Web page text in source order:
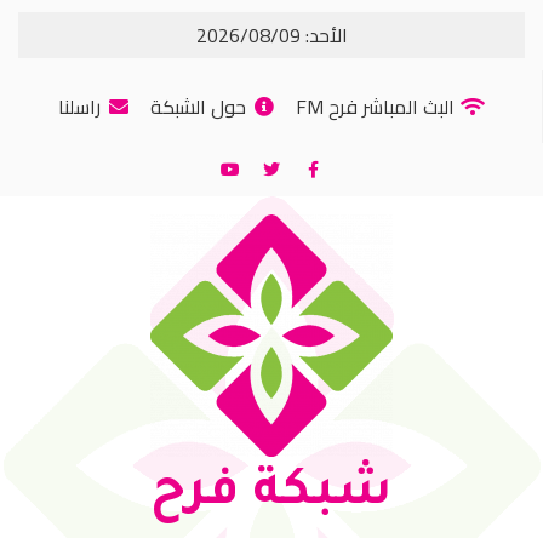
الأحد: 2026/08/09
البث المباشر فرح FM
حول الشبكة راسلنا
شبكة فرح